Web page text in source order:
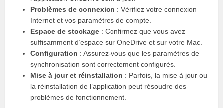
Problèmes de connexion : Vérifiez votre connexion
Internet et vos paramètres de compte.
Espace de stockage : Confirmez que vous avez
suffisamment d’espace sur OneDrive et sur votre Mac.
Configuration : Assurez-vous que les paramètres de
synchronisation sont correctement configurés.
Mise à jour et réinstallation : Parfois, la mise à jour ou
la réinstallation de l’application peut résoudre des
problèmes de fonctionnement.